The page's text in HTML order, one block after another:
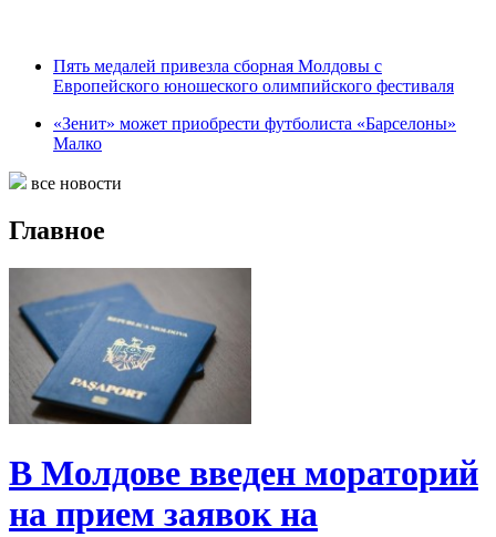
Пять медалей привезла сборная Молдовы с
Европейского юношеского олимпийского фестиваля
«Зенит» может приобрести футболиста «Барселоны»
Малко
все новости
Главное
В Молдове введен мораторий
на прием заявок на